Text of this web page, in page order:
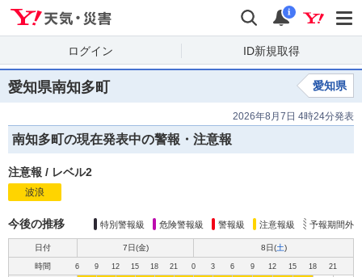
検索 通知
i
ログイン ID新規取得
愛知県南知多町 愛知県
2026年8月7日 4時24分発表
南知多町の現在発表中の警報・注意報
注意報 / レベル2
波浪
今後の推移 特別警報級 危険警報級 警報級 注意報級 予報期間外
日付 7日(金) 8日(土)
時間 6 9 12 15 18 21 0 3 6 9 12 15 18 21